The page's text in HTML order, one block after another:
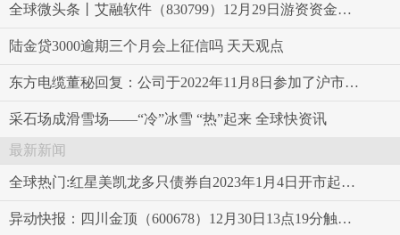
全球微头条丨艾融软件（830799）12月29日游资资金净买入4.99万元
陆金贷3000逾期三个月会上征信吗 天天观点
东方电缆董秘回复：公司于2022年11月8日参加了沪市“海阔天空风正扬帆”海风缆行业三季报集体业绩说明会_前沿热点
采石场成滑雪场——“冷”冰雪 “热”起来 全球快资讯
最新新闻
全球热门:红星美凯龙多只债券自2023年1月4日开市起停牌
异动快报：四川金顶（600678）12月30日13点19分触及涨停板